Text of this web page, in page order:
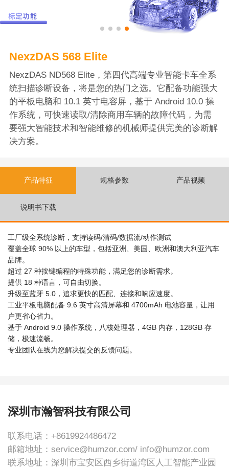
NexzDAS 568 Elite
NexzDAS ND568 Elite，第四代高端专业智能卡车全系
统扫描诊断设备，将是您的热门之选。它配备功能强大
的平板电脑和 10.1 英寸电容屏，基于 Android 10.0 操
作系统，可快速读取/清除商用车辆的故障代码，为需
要强大智能技术和智能维修的机械师提供完美的诊断解
决方案。
产品特征 规格参数 产品视频
说明书下载
工厂级全系统诊断，支持读码/清码/数据流/动作测试
覆盖全球 90% 以上的车型，包括亚洲、美国、欧洲和澳大利亚汽车
品牌。
超过 27 种按键编程的特殊功能，满足您的诊断需求。
提供 18 种语言，可自由切换。
升级至蓝牙 5.0，追求更快的匹配、连接和响应速度。
工业平板电脑配备 9.6 英寸高清屏幕和 4700mAh 电池容量，让用
户更省心省力。
基于 Android 9.0 操作系统，八核处理器，4GB 内存，128GB 存
储，极速流畅。
专业团队在线为您解决提交的反馈问题。
深圳市瀚智科技有限公司
联系电话： +8619924486472
邮箱地址： service@humzor.com/ info@humzor.com
联系地址： 深圳市宝安区西乡街道湾区人工智能产业园